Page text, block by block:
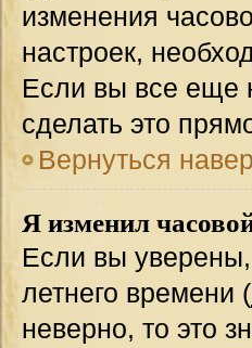
изменения
настроек,
Если вы все еще
сделать это
Вернуться
Я изменил
Если вы
летнего времени (
неверно, то это